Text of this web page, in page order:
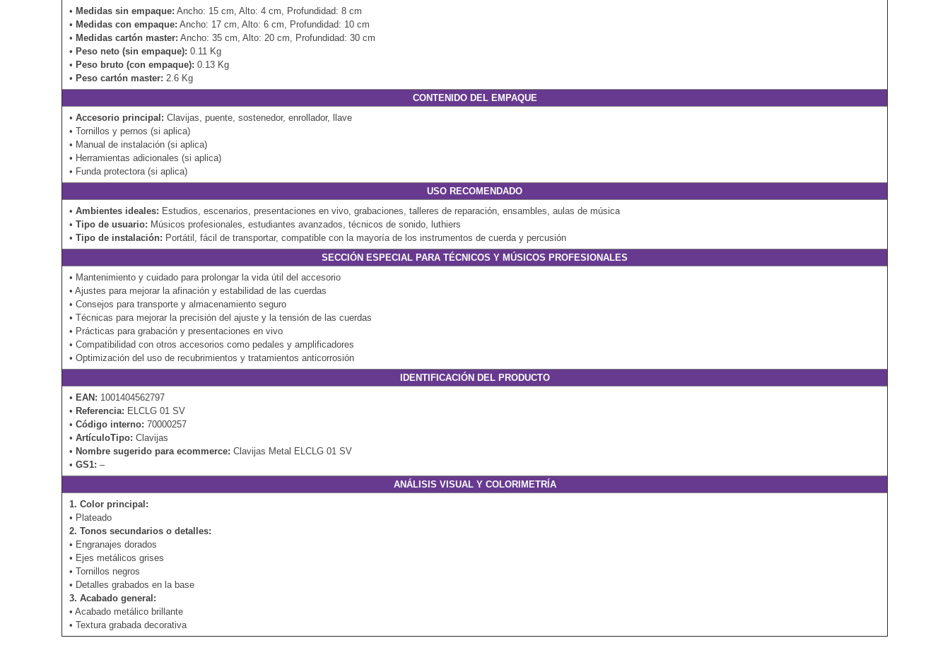
• Medidas sin empaque: Ancho: 15 cm, Alto: 4 cm, Profundidad: 8 cm
• Medidas con empaque: Ancho: 17 cm, Alto: 6 cm, Profundidad: 10 cm
• Medidas cartón master: Ancho: 35 cm, Alto: 20 cm, Profundidad: 30 cm
• Peso neto (sin empaque): 0.11 Kg
• Peso bruto (con empaque): 0.13 Kg
• Peso cartón master: 2.6 Kg
CONTENIDO DEL EMPAQUE
•Accesorio principal: Clavijas, puente, sostenedor, enrollador, llave
• Tornillos y pernos (si aplica)
• Manual de instalación (si aplica)
• Herramientas adicionales (si aplica)
• Funda protectora (si aplica)
USO RECOMENDADO
•Ambientes ideales: Estudios, escenarios, presentaciones en vivo, grabaciones, talleres de reparación, ensambles, aulas de música
•Tipo de usuario: Músicos profesionales, estudiantes avanzados, técnicos de sonido, luthiers
•Tipo de instalación: Portátil, fácil de transportar, compatible con la mayoría de los instrumentos de cuerda y percusión
SECCIÓN ESPECIAL PARA TÉCNICOS Y MÚSICOS PROFESIONALES
• Mantenimiento y cuidado para prolongar la vida útil del accesorio
• Ajustes para mejorar la afinación y estabilidad de las cuerdas
• Consejos para transporte y almacenamiento seguro
• Técnicas para mejorar la precisión del ajuste y la tensión de las cuerdas
• Prácticas para grabación y presentaciones en vivo
• Compatibilidad con otros accesorios como pedales y amplificadores
• Optimización del uso de recubrimientos y tratamientos anticorrosión
IDENTIFICACIÓN DEL PRODUCTO
• EAN: 1001404562797
• Referencia: ELCLG 01 SV
•Código interno: 70000257
•ArtículoTipo: Clavijas
• Nombre sugerido para ecommerce: Clavijas Metal ELCLG 01 SV
•GS1: –
ANÁLISIS VISUAL Y COLORIMETRÍA
1. Color principal:
• Plateado
2. Tonos secundarios o detalles:
• Engranajes dorados
• Ejes metálicos grises
• Tornillos negros
• Detalles grabados en la base
3. Acabado general:
• Acabado metálico brillante
• Textura grabada decorativa